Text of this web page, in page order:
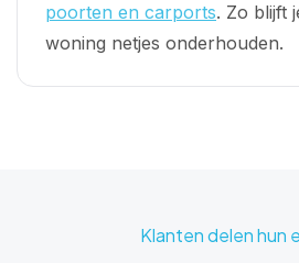
poorten en carports. Zo blijft
woning netjes onderhouden.
Klanten delen hun